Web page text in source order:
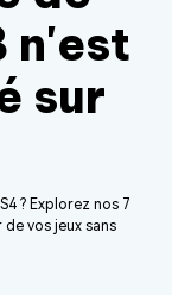
n'est
sur
? Explorez nos 7
vos jeux sans